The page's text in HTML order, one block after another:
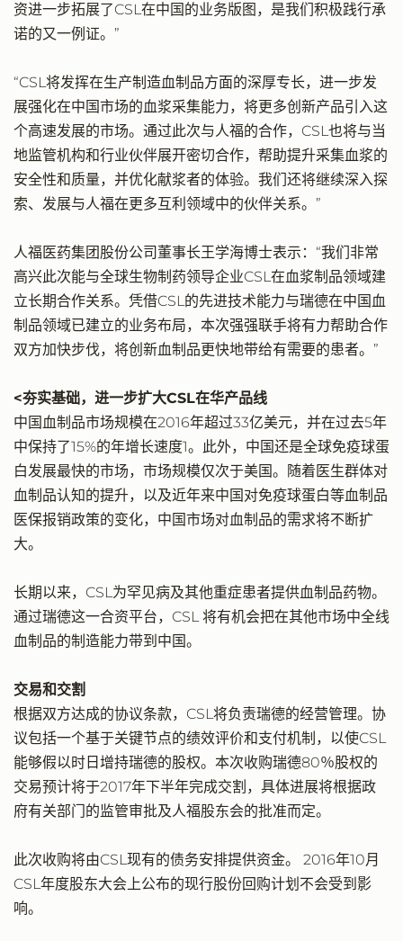
资进一步拓展了CSL在中国的业务版图，是我们积极践行承
诺的又一例证。”
“CSL将发挥在生产制造血制品方面的深厚专长，进一步发
展强化在中国市场的血浆采集能力，将更多创新产品引入这
个高速发展的市场。通过此次与人福的合作，CSL也将与当
地监管机构和行业伙伴展开密切合作，帮助提升采集血浆的
安全性和质量，并优化献浆者的体验。我们还将继续深入探
索、发展与人福在更多互利领域中的伙伴关系。”
人福医药集团股份公司董事长王学海博士表示：“我们非常
高兴此次能与全球生物制药领导企业CSL在血浆制品领域建
立长期合作关系。凭借CSL的先进技术能力与瑞德在中国血
制品领域已建立的业务布局，本次强强联手将有力帮助合作
双方加快步伐，将创新血制品更快地带给有需要的患者。”
<夯实基础，进一步扩大CSL在华产品线
中国血制品市场规模在2016年超过33亿美元，并在过去5年
中保持了15%的年增长速度1。此外，中国还是全球免疫球蛋
白发展最快的市场，市场规模仅次于美国。随着医生群体对
血制品认知的提升，以及近年来中国对免疫球蛋白等血制品
医保报销政策的变化，中国市场对血制品的需求将不断扩
大。
长期以来，CSL为罕见病及其他重症患者提供血制品药物。
通过瑞德这一合资平台，CSL 将有机会把在其他市场中全线
血制品的制造能力带到中国。
交易和交割
根据双方达成的协议条款，CSL将负责瑞德的经营管理。协
议包括一个基于关键节点的绩效评价和支付机制，以使CSL
能够假以时日增持瑞德的股权。本次收购瑞德80％股权的
交易预计将于2017年下半年完成交割，具体进展将根据政
府有关部门的监管审批及人福股东会的批准而定。
此次收购将由CSL现有的债务安排提供资金。 2016年10月
CSL年度股东大会上公布的现行股份回购计划不会受到影
响。